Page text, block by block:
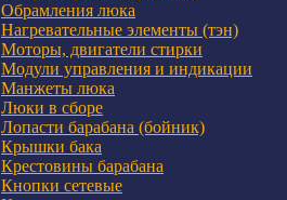
Обрамления люка
Нагревательные элементы (тэн)
Моторы, двигатели стирки
Модули управления и индикации
Манжеты люка
Люки в сборе
Лопасти барабана (бойник)
Крышки бака
Крестовины барабана
Кнопки сетевые